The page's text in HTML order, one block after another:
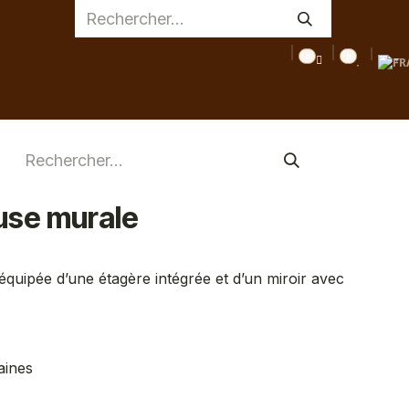
murale
d’une étagère intégrée et d’un miroir avec